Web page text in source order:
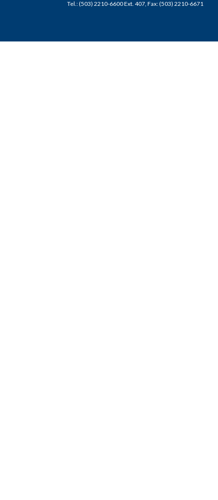
Tel.: (503) 2210-6600 Ext. 407, Fax: (503) 2210-6671